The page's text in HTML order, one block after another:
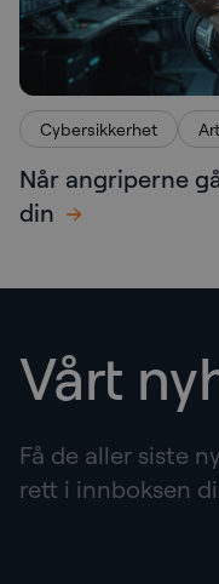
Cybersikkerhet
Når angriperne
din
Vårt
Få de aller siste
rett i innboksen